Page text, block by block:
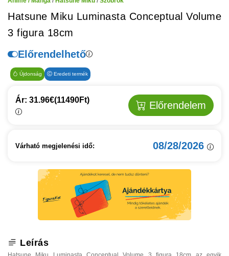
Hatsune Miku Luminasta Conceptual Volume
3 figura 18cm
Előrendelhető
Újdonság Eredeti termék
Ár: 31.96€(11490Ft) Előrendelem
Várható megjelenési idő: 08/28/2026
Leírás